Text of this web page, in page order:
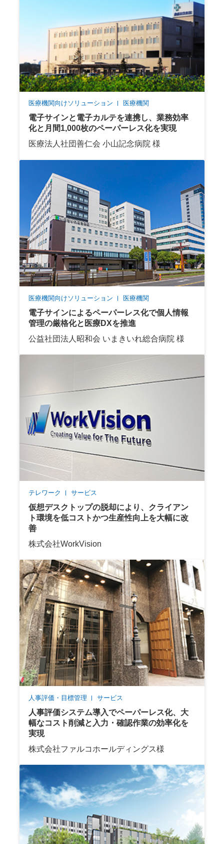
医療機関向けソリューション 医療機関
電子サインと電子カルテを連携し、業務効率
化と月間1,000枚のペーパーレス化を実現
医療法人社団善仁会 小山記念病院 様
医療機関向けソリューション 医療機関
電子サインによるペーパーレス化で個人情報
管理の厳格化と医療DXを推進
公益社団法人昭和会 いまきいれ総合病院 様
テレワーク サービス
仮想デスクトップの脱却により、クライアン
ト環境を低コストかつ生産性向上を大幅に改
善
株式会社WorkVision
人事評価・目標管理 サービス
人事評価システム導入でペーパーレス化、大
幅なコスト削減と入力・確認作業の効率化を
実現
株式会社ファルコホールディングス様